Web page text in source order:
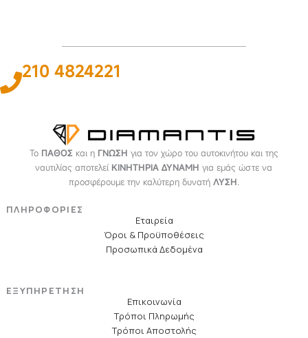
210 4824221
Το ΠΑΘΟΣκαι η ΓΝΩΣΗ για τον χώρο του αυτοκινήτου και της
ναυτιλίας αποτελεί ΚΙΝΗΤΗΡΙΑ ΔΥΝΑΜΗ για εμάς ώστε να
προσφέρουμε την καλύτερη δυνατή ΛΥΣΗ.
ΠΛΗΡΟΦΟΡΙΕΣ
Εταιρεία
Όροι & Προϋποθέσεις
Προσωπικά Δεδομένα
ΕΞΥΠΗΡΕΤΗΣΗ
Επικοινωνία
Τρόποι Πληρωμής
Τρόποι Αποστολής